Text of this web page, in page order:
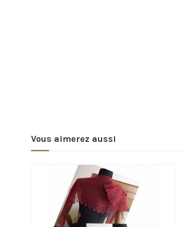
Vous aimerez aussi